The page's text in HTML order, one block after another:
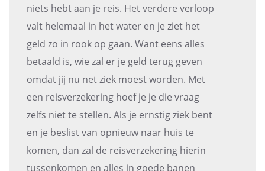
niets hebt aan je reis. Het verdere verloop
valt helemaal in het water en je ziet het
geld zo in rook op gaan. Want eens alles
betaald is, wie zal er je geld terug geven
omdat jij nu net ziek moest worden. Met
een reisverzekering hoef je je die vraag
zelfs niet te stellen. Als je ernstig ziek bent
en je beslist van opnieuw naar huis te
komen, dan zal de reisverzekering hierin
tussenkomen en alles in goede banen